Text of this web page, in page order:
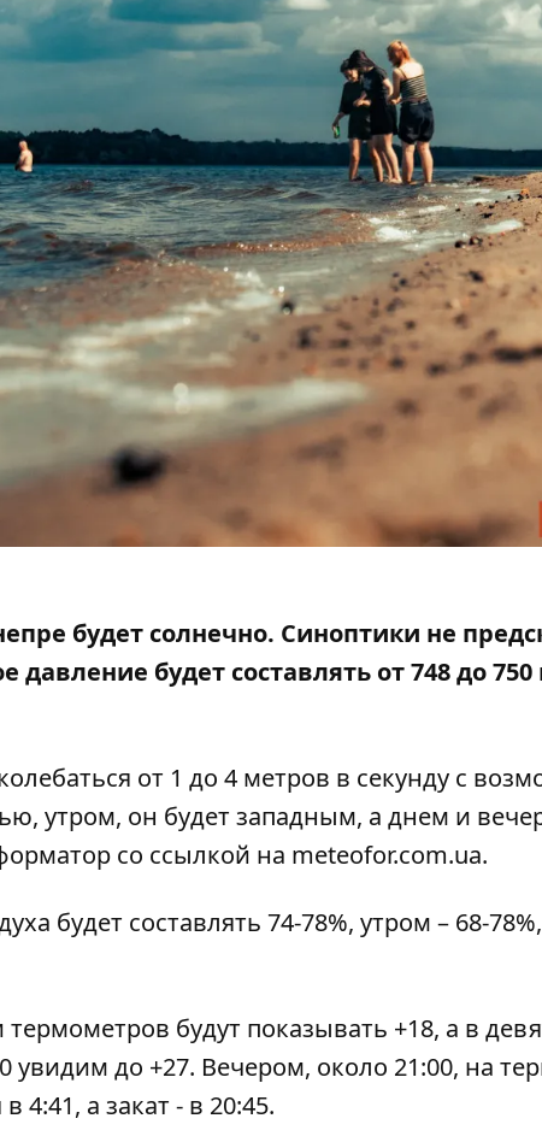
будет солнечно. Синоптики не
давление будет составлять от 748 до
от 1 до 4 метров в секунду с
утром, он будет западным, а днем и
со ссылкой на meteofor.com.ua.
будет составлять 74-78%, утром – 68-
будут показывать +18, а в
увидим до +27. Вечером, около 21:00, на
4:41, а закат - в 20:45.